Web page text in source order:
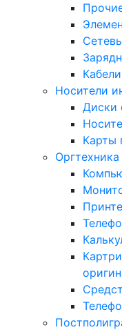
Носители
Диски
Карты
Оргтехника